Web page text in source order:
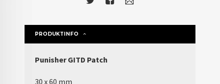
PRODUKTINFO
Punisher GITD Patch
30 x 60 mm